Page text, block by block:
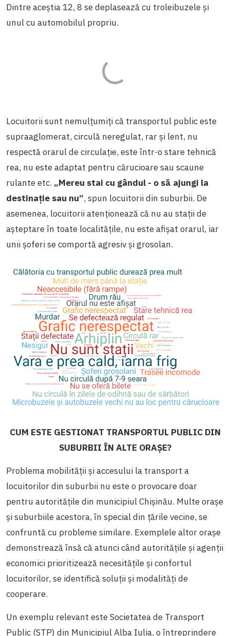
Dintre aceștia 12, 8 se deplasează cu troleibuzele și
unul cu automobilul propriu.
Locuitorii sunt nemulțumiți că transportul public este
supraaglomerat, circulă neregulat, rar și lent, nu
respectă orarul de circulație, este într-o stare tehnică
rea, nu este adaptat pentru cărucioare sau scaune
rulante etc. „Mereu stai cu gândul - o să ajungi la
destinație sau nu”, spun locuitorii din suburbii. De
asemenea, locuitorii atenționează că nu au stații de
așteptare în toate localitățile, nu este afișat orarul, iar
unii șoferi se comportă agresiv și grosolan.
CUM ESTE GESTIONAT TRANSPORTUL PUBLIC DIN
SUBURBII ÎN ALTE ORAȘE?
Problema mobilității și accesului la transport a
locuitorilor din suburbii nu este o provocare doar
pentru autoritățile din municipiul Chișinău. Multe orașe
și suburbiile acestora, în special din țările vecine, se
confruntă cu probleme similare. Exemplele altor orașe
demonstrează însă că atunci când autoritățile și agenții
economici prioritizează necesitățile și confortul
locuitorilor, se identifică soluții și modalități de
cooperare.
Un exemplu relevant este Societatea de Transport
Public (STP) din Municipiul Alba Iulia, o întreprindere